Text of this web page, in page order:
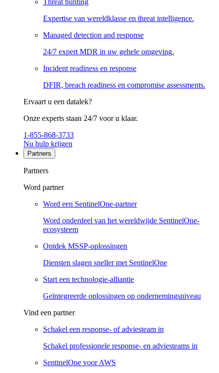
Threat hunting
Expertise van wereldklasse en threat intelligence.
Managed detection and response
24/7 expert MDR in uw gehele omgeving.
Incident readiness en response
DFIR, breach readiness en compromise assessments.
Ervaart u een datalek?
Onze experts staan 24/7 voor u klaar.
1-855-868-3733
Nu hulp krijgen
Partners
Partners
Word partner
Word een SentinelOne-partner
Word onderdeel van het wereldwijde SentinelOne-
ecosysteem
Ontdek MSSP-oplossingen
Diensten slagen sneller met SentinelOne
Start een technologie-alliantie
Geïntegreerde oplossingen op ondernemingsniveau
Vind een partner
Schakel een response- of adviesteam in
Schakel professionele response- en adviesteams in
SentinelOne voor AWS